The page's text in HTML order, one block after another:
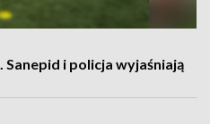
i policja wyjaśniają